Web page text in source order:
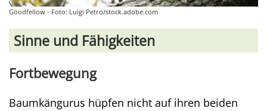
Goodfellow - Foto: Luigi Petro/stock.adobe.com
Sinne und Fähigkeiten
Fortbewegung
Baumkängurus hüpfen nicht auf ihren beiden